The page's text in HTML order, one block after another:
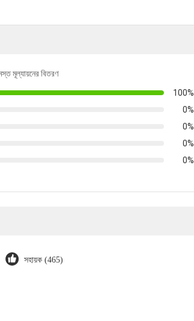
মূল্যায়নের বিতরণ
100%
0%
0%
0%
0%
সহায়ক (465)